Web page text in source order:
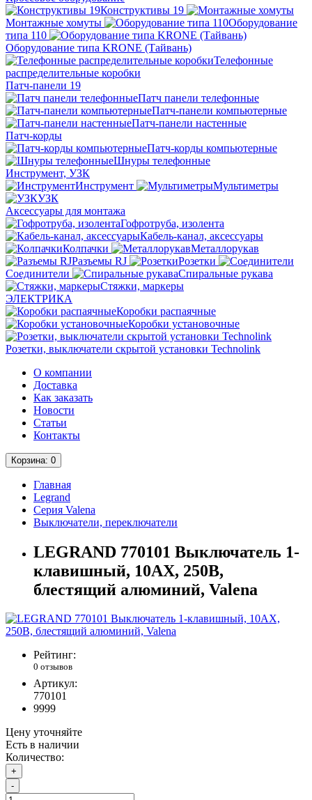
Конструктивы 19
Монтажные хомуты
Оборудование
типа 110
Оборудование типа KRONE (Тайвань)
Телефонные
распределительные коробки
Патч-панели 19
Патч панели телефонные
Патч-панели компьютерные
Патч-панели настенные
Патч-корды
Патч-корды компьютерные
Шнуры телефонные
Инструмент, УЗК
Инструмент
Мультиметры
УЗК
Аксессуары для монтажа
Гофротруба, изолента
Кабель-канал, аксессуары
Колпачки
Металлорукав
Разъемы RJ
Розетки
Соединители
Спиральные рукава
Стяжки, маркеры
ЭЛЕКТРИКА
Коробки распаячные
Коробки установочные
Розетки, выключатели скрытой установки Technolink
О компании
Доставка
Как заказать
Новости
Статьи
Контакты
Корзина: 0
Главная
Legrand
Серия Valena
Выключатели, переключатели
LEGRAND 770101 Выключатель 1-
клавишный, 10АХ, 250В,
блестящий алюминий, Valena
Рейтинг:
0 отзывов
Артикул:
770101
9999
Цену уточняйте
Есть в наличии
Количество:
+
-